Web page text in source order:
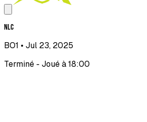
NLC
BO1 • Jul 23, 2025
Terminé - Joué à 18:00